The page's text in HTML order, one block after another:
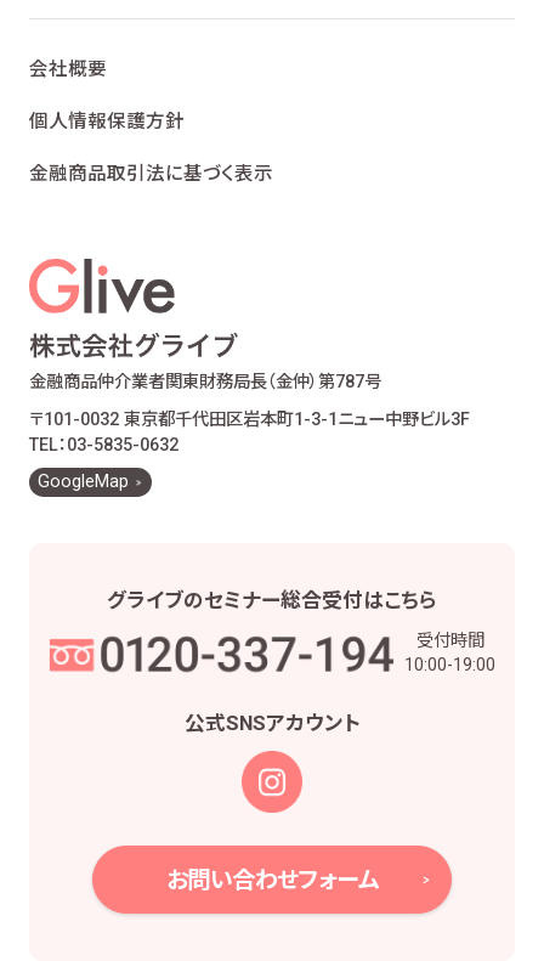
当社が取り扱う生命保険、損害保険及びこれら
金融商品仲介業における有価証券・金融商品の
提携会社の金融商品の勧誘・販売、サービスの
供の妥当性を判断するため
お客様ご本人であること又はご本人の代理人で
あることを確認するため
お客様に対し、お取引結果、お預り残高などの報
お客様とのお取引に関する事務を行うため
お客様との契約や法律等に基づく権利の行使や
義務の履行のため
ため
一部について委託された場合等において、委託
お取引先との打合せ、情報提供・連絡、お取引先
の皆様から委託された業務の遂行等を行うため
当社株主様及び当社株式の管理業務、株主様又
は会社による権利の行使・義務の履行、及び法
令に基づく書面・記録・データの作成のため
役職員の給与の計算・支払、人事管理業務のた
め
金融商品仲介業者関東財務局長（金仲）第787号
〒101-0032 東京都千代田区岩本町1-3-1 ニュー中野ビル3F
TEL：03-5835-0632
GoogleMap
会社概要
個人情報保護方針
金融商品取引法に基づく表示
グライブのセミナー総合受付はこちら
受付時間
10:00-19:00
公式SNSアカウント
お問い合わせフォーム